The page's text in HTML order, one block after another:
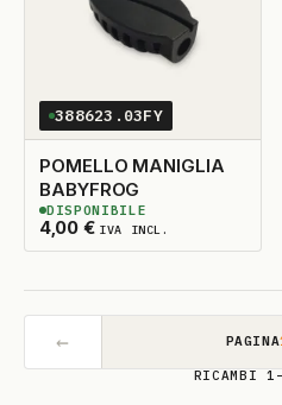
388623.03FY
POMELLO MANIGLIA
BABYFROG
4,00 € IVA INCL.
2DISPONIBILI
DISPONIBILE
← PAGINA
RICAMBI